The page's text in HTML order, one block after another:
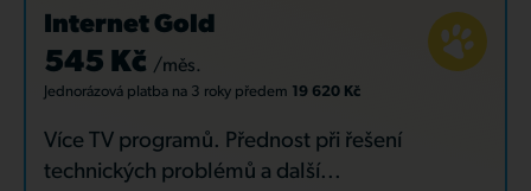
Internet Gold
545 Kč /měs.
Jednorázová platba na 3 roky předem 19 620 Kč
Více TV programů. Přednost při řešení
technických problémů a další...